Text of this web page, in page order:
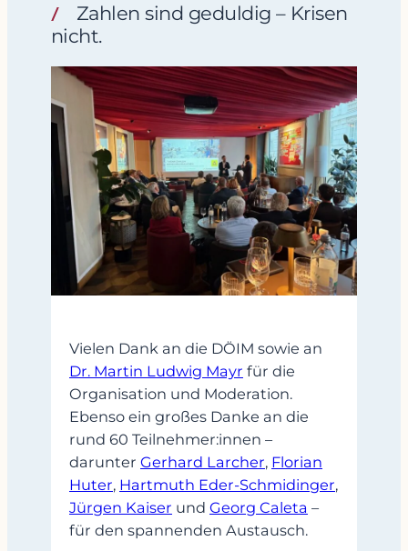
Zahlen sind geduldig – Krisen
nicht.
Vielen Dank an die DÖIM sowie an
Dr. Martin Ludwig Mayr für die
Organisation und Moderation.
Ebenso ein großes Danke an die
rund 60 Teilnehmer:innen –
darunter Gerhard Larcher, Florian
Huter, Hartmuth Eder-Schmidinger,
Jürgen Kaiser und Georg Caleta –
für den spannenden Austausch.